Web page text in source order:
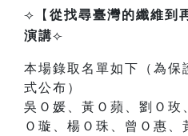
⟢ 【 從找尋臺灣的纖維到
演講⟣
本場錄取名單如下
（為
式公布）
吳Ｏ媛、黃Ｏ蘋、劉Ｏ
Ｏ璇、楊Ｏ珠、曾Ｏ惠、